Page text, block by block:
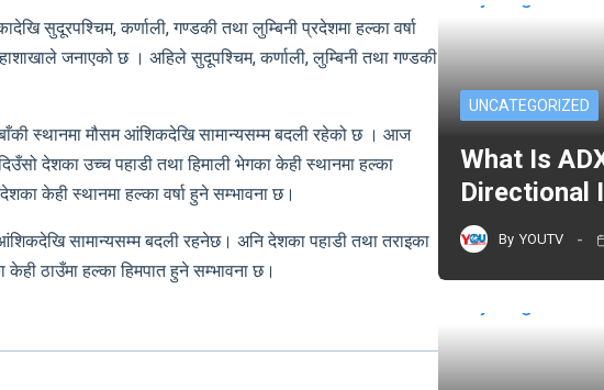
सुदूरपश्चिम, कर्णाली, गण्डकी तथा लुम्बिनी प्रदेशमा हल्का वर्षा
जनाएको छ । अहिले सुदूपश्चिम, कर्णाली, लुम्बिनी तथा गण्डकी
स्थानमा मौसम आंशिकदेखि सामान्यसम्म बदली रहेको छ । आज
देशका उच्च पहाडी तथा हिमाली भेगका केही स्थानमा हल्का
केही स्थानमा हल्का वर्षा हुने सम्भावना छ।
सामान्यसम्म बदली रहनेछ। अनि देशका पहाडी तथा तराइका
केही ठाउँमा हल्का हिमपात हुने सम्भावना छ।
UNCATEGORIZED
What Is
Directional
By YOUTV